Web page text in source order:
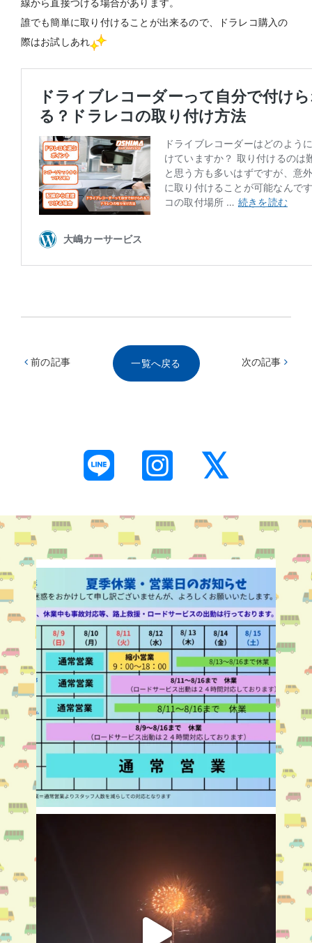
線から直接つける場合があります。
誰でも簡単に取り付けることが出来るので、ドラレコ購入の
際はお試しあれ
一覧へ戻る
前の記事 次の記事